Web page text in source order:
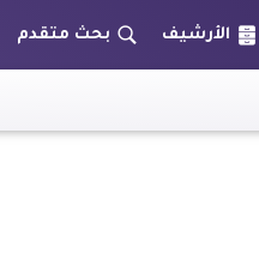
الأرشيف بحث متقدم